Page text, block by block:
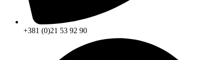
+381 (0)21 53 92 90